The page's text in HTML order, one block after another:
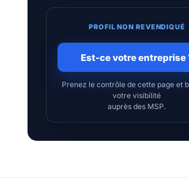
PROFIL NON REVENDIQUÉ
Est-ce votre entreprise
Prenez le contrôle de cette page et
votre visibilité
auprès des MSP.